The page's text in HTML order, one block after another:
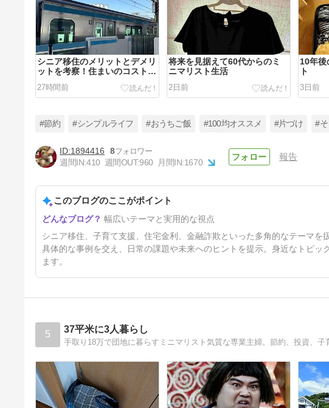
シニア移住のメリットとデメリ
ットを考察！住まいのコスト
27時間前
将来を見据えて60代からのミ
ニマリスト生活
2日前
10年後
ト
3日前
ないおもてなしを
5日前
#節約 #シンプルライフ #おうちご飯 #100均オススメ #片づけ #そ
1894416
8
週間IN:410 週間OUT:960 月間IN:1670
報告
このブログのここがポイント
幅広いテーマと実用的な視点
シニア移住、子育て支援、住宅金利、金融詐欺といった多角的なテーマ
具体的な事例を交え、日常の課題や未来へのヒントを提示。身近なトピ
ます。
5 37平米に3人暮らし
手取り18万で団地に暮らすミニマリスト気質な専業主婦。節約、投資、子